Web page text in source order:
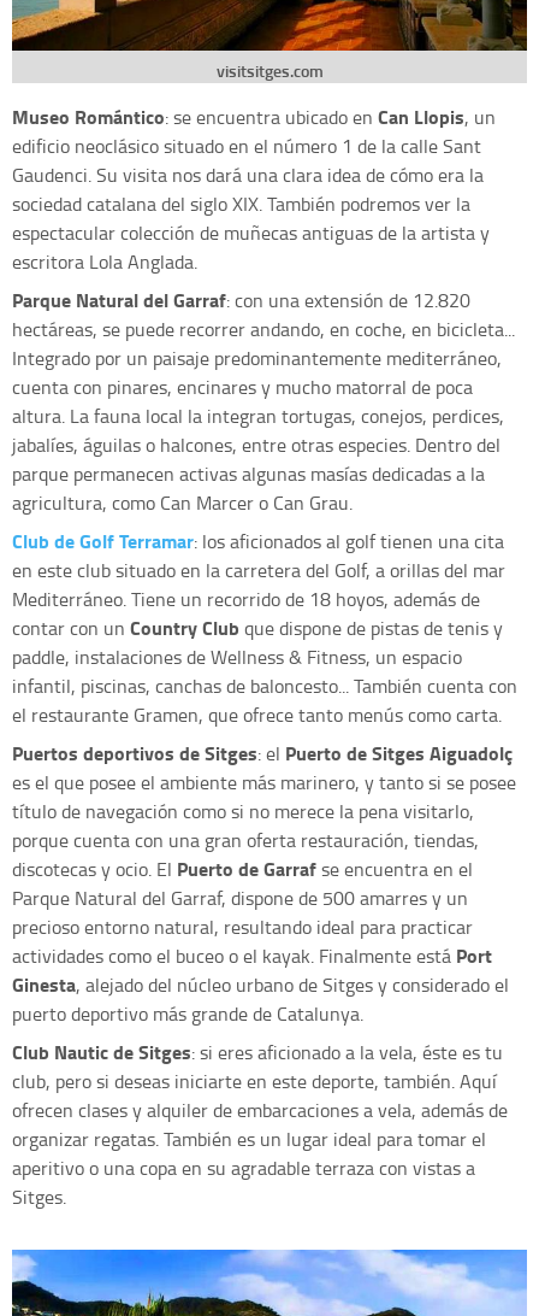
visitsitges.com
Museo Romántico: se encuentra ubicado en Can Llopis, un
edificio neoclásico situado en el número 1 de la calle Sant
Gaudenci. Su visita nos dará una clara idea de cómo era la
sociedad catalana del siglo XIX. También podremos ver la
espectacular colección de muñecas antiguas de la artista y
escritora Lola Anglada.
Parque Natural del Garraf: con una extensión de 12.820
hectáreas, se puede recorrer andando, en coche, en bicicleta...
Integrado por un paisaje predominantemente mediterráneo,
cuenta con pinares, encinares y mucho matorral de poca
altura. La fauna local la integran tortugas, conejos, perdices,
jabalíes, águilas o halcones, entre otras especies. Dentro del
parque permanecen activas algunas masías dedicadas a la
agricultura, como Can Marcer o Can Grau.
Club de Golf Terramar: los aficionados al golf tienen una cita
en este club situado en la carretera del Golf, a orillas del mar
Mediterráneo. Tiene un recorrido de 18 hoyos, además de
contar con un Country Club que dispone de pistas de tenis y
paddle, instalaciones de Wellness & Fitness, un espacio
infantil, piscinas, canchas de baloncesto... También cuenta con
el restaurante Gramen, que ofrece tanto menús como carta.
Puertos deportivos de Sitges: el Puerto de Sitges Aiguadolç
es el que posee el ambiente más marinero, y tanto si se posee
título de navegación como si no merece la pena visitarlo,
porque cuenta con una gran oferta restauración, tiendas,
discotecas y ocio. El Puerto de Garrafse encuentra en el
Parque Natural del Garraf, dispone de 500 amarres y un
precioso entorno natural, resultando ideal para practicar
actividades como el buceo o el kayak. Finalmente está Port
Ginesta, alejado del núcleo urbano de Sitges y considerado el
puerto deportivo más grande de Catalunya.
Club Nautic de Sitges: si eres aficionado a la vela, éste es tu
club, pero si deseas iniciarte en este deporte, también. Aquí
ofrecen clases y alquiler de embarcaciones a vela, además de
organizar regatas. También es un lugar ideal para tomar el
aperitivo o una copa en su agradable terraza con vistas a
Sitges.